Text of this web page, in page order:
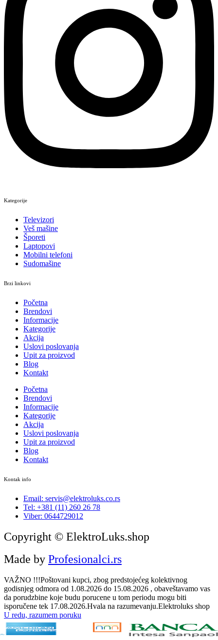
Kategorije
Televizori
Veš mašine
Šporeti
Laptopovi
Mobilni telefoni
Sudomašine
Brzi linkovi
Početna
Brendovi
Informacije
Kategorije
Akcija
Uslovi poslovanja
Upit za proizvod
Blog
Kontakt
Početna
Brendovi
Informacije
Kategorije
Akcija
Uslovi poslovanja
Upit za proizvod
Blog
Kontakt
Kontak info
Email: servis@elektroluks.co.rs
Tel: +381 (11) 260 26 78
Viber: 0644729012
Copyright © ElektroLuks.shop
Made by Profesionalci.rs
VAŽNO !!!Poštovani kupci, zbog predstojećeg kolektivnog
godisnjeg odmora od 1.08.2026 do 15.08.2026 , obaveštavamo vas
da porudzbine koje budu porucene u tom periodu mogu biti
isporučene tek 17.08.2026.Hvala na razumevanju.Elektroluks shop
U redu, razumem poruku